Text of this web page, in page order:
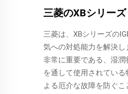
三菱のXBシリー
三菱は、XBシリーズの
気への対処能力を解決
非常に重要である、湿
を通して使用されてい
よる厄介な故障を防ぐ